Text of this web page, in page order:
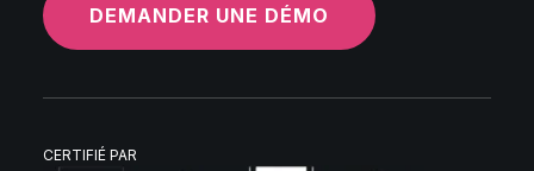
DEMANDER UNE DÉMO
CERTIFIÉ PAR